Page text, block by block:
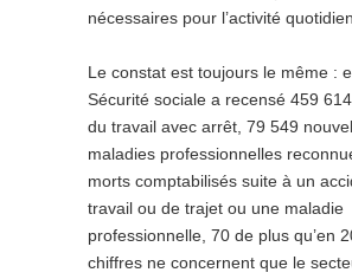
nécessaires pour l’activité
Le constat est toujours le même :
Sécurité sociale a recensé 459
du travail avec arrêt, 79 549
maladies professionnelles
morts comptabilisés suite à un
travail ou de trajet ou une maladie
professionnelle, 70 de plus qu’en
chiffres ne concernent que le